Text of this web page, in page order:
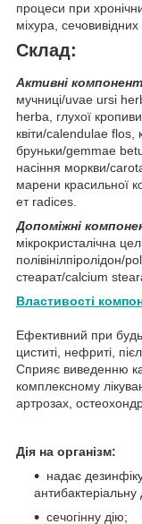
процеси при
міхура,
Склад:
Активні
мучниці/uvae ursi
herba, глухої
квіти/calendulae
бруньки/gemmae
насіння моркви/
марени красильної
ет radices.
Допоміжні
мікрокристалічна
полівінілпіролідон/
стеарат/calcium
Властивості
Ефективний при
циститі, нефриті,
Сприяє виведенню
комплексному
артрозах,
Дія на організм:
надає
антибактеріальну
сечогінну дію;